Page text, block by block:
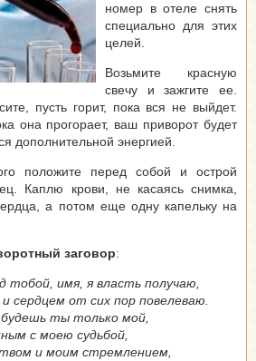
номер в отеле снять
специально для этих
целей.
Возьмите красную
свечу и зажгите ее.
пусть горит, пока вся не выйдет.
она прогорает, ваш приворот будет
дополнительной энергией.
положите перед собой и острой
Каплю крови, не касаясь снимка,
а потом еще одну капельку на
заговор:
тобой, имя, я власть получаю,
сердцем от сих пор повелеваю.
ты только мой,
с моею судьбой,
и моим стремлением,